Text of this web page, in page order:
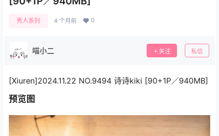
秀人系列 4 个月前 0
喵小二 关注 私信
[Xiuren]2024.11.22 NO.9494 诗诗kiki [90+1P／940MB]
预览图